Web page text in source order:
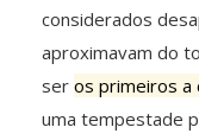
considerados
aproximavam do
ser os primeiros a
uma tempestade